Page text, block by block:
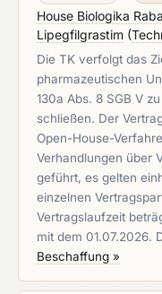
House Biologika
Lipegfilgrastim (
Die TK verfolgt das
pharmazeutischen
130a Abs. 8 SGB V
schließen. Der
Open-House-
Verhandlungen über
geführt, es gelten
einzelnen
Vertragslaufzeit
mit dem 01.07.2026.
Beschaffung »